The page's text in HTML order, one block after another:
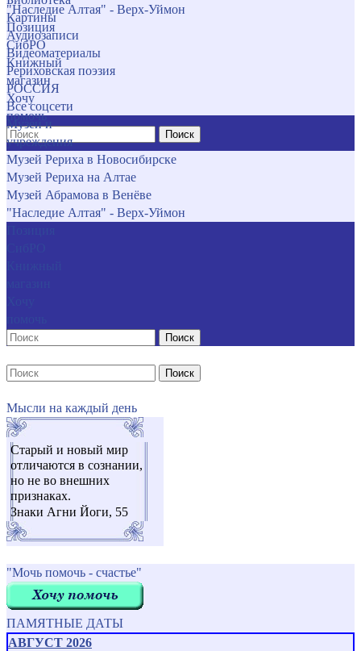
"Наследие Алтая" - Верх-Уймон
Позиция
СибРО
Книжный
магазин
Хочу
помочь
Поиск
Картины
Аудиозаписи
Видеоматериалы
Рериховская поэзия
РОССИЯ
Все соцсети
Музеи и
учреждения
Музей Рериха в Новосибирске
Музей Рериха на Алтае
Музей Абрамова в Венёве
"Наследие Алтая" - Верх-Уймон
Поиск
Поиск
Мысли на каждый день
Старый и новый мир
отличаются в сознании,
но не во внешних
признаках.
Знаки Агни Йоги, 55
"Мочь помочь - счастье"
ПАМЯТНЫЕ ДАТЫ
АВГУСТ 2026